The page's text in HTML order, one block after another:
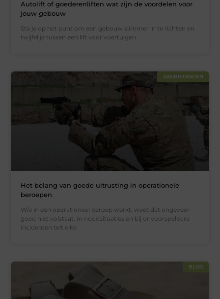
Autolift of goederenliften wat zijn de voordelen voor
jouw gebouw
Sta je op het punt om een gebouw slimmer in te richten en
twijfel je tussen een lift voor voertuigen
AANBIEDINGEN
Het belang van goede uitrusting in operationele
beroepen
Wie in een operationeel beroep werkt, weet dat ongeveer
goed niet volstaat. In noodsituaties en bij onvoorspelbare
incidenten telt elke
BLOG